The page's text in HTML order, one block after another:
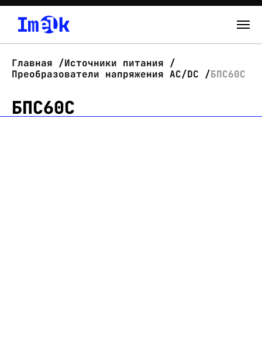
О нас
Новости
Главная
Источники питания
Преобразователи напряжения AC/DC
БПС60С
БПС60С